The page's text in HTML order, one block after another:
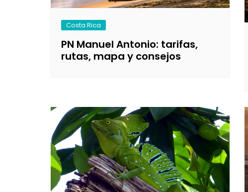
Costa Rica
PN Manuel Antonio: tarifas,
rutas, mapa y consejos